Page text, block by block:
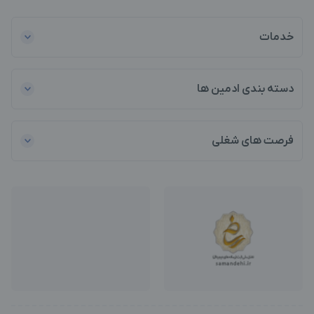
خدمات
دسته بندی ادمین ها
فرصت های شغلی